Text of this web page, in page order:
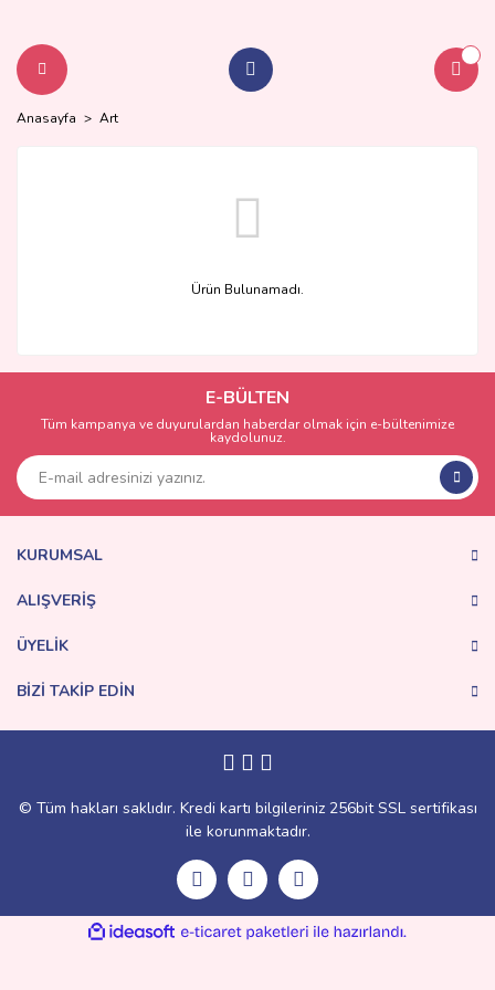
Anasayfa Art
Ürün Bulunamadı.
E-BÜLTEN
Tüm kampanya ve duyurulardan haberdar olmak için e-bültenimize
kaydolunuz.
KURUMSAL
ALIŞVERİŞ
ÜYELİK
BİZİ TAKİP EDİN
© Tüm hakları saklıdır. Kredi kartı bilgileriniz 256bit SSL sertifikası
ile korunmaktadır.
ideasoft
e-